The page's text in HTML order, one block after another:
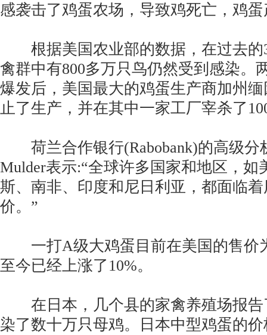
感袭击了鸡蛋农场，导致鸡死亡，鸡
根据美国农业部的数据，在过去的
禽群中有800多万只鸟仍然受到感染。
爆发后，美国最大的鸡蛋生产商加州
止了生产，并在其中一家工厂宰杀了
荷兰合作银行(Rabobank)的高级分
Mulder表示:“全球许多国家和地区，如
斯、南非、印度和尼日利亚，都面临
价。”
一打A级大鸡蛋目前在美国的售价
至今已经上涨了10%。
在日本，几个县的家禽养殖场报告
染了数十万只母鸡。日本中型鸡蛋的